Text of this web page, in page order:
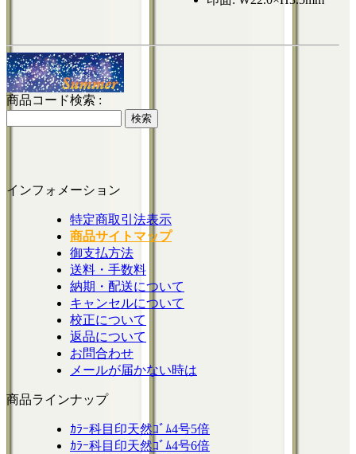
商品コード検索 :
インフォメーション
特定商取引法表示
商品サイトマップ
御支払方法
送料・手数料
納期・配送について
キャンセルについて
校正について
返品について
お問合わせ
メールが届かない時は
商品ラインナップ
ｶﾗｰ科目印天然ｺﾞﾑ4号5倍
ｶﾗｰ科目印天然ｺﾞﾑ4号6倍